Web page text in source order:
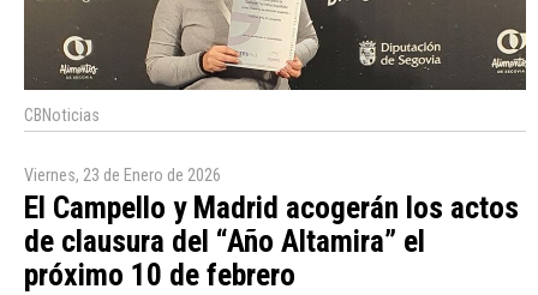
CBNoticias
Viernes, 23 de Enero de 2026
El Campello y Madrid acogerán los actos
de clausura del “Año Altamira” el
próximo 10 de febrero